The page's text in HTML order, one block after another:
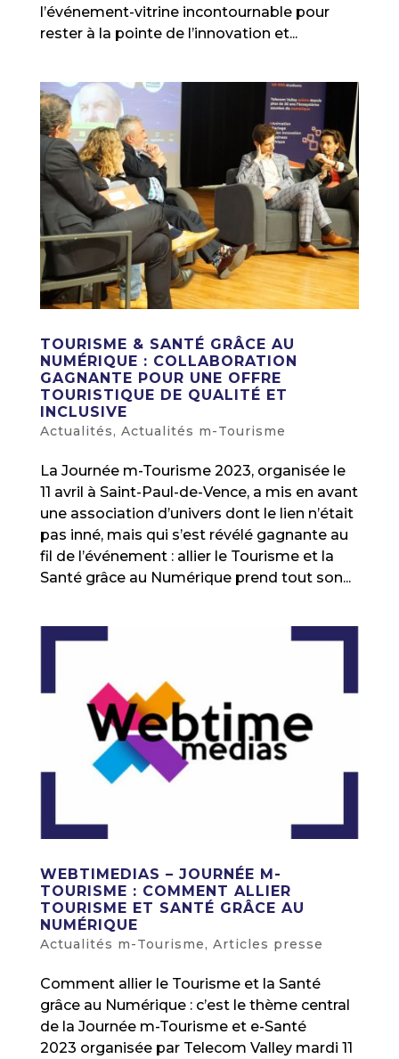
l’événement-vitrine incontournable pour
rester à la pointe de l’innovation et...
TOURISME & SANTÉ GRÂCE AU
NUMÉRIQUE : COLLABORATION
GAGNANTE POUR UNE OFFRE
TOURISTIQUE DE QUALITÉ ET
INCLUSIVE
Actualités, Actualités m-Tourisme
La Journée m-Tourisme 2023, organisée le
11 avril à Saint-Paul-de-Vence, a mis en avant
une association d’univers dont le lien n’était
pas inné, mais qui s’est révélé gagnante au
fil de l’événement : allier le Tourisme et la
Santé grâce au Numérique prend tout son...
WEBTIMEDIAS – JOURNÉE M-
TOURISME : COMMENT ALLIER
TOURISME ET SANTÉ GRÂCE AU
NUMÉRIQUE
Actualités m-Tourisme, Articles presse
Comment allier le Tourisme et la Santé
grâce au Numérique : c’est le thème central
de la Journée m-Tourisme et e-Santé
2023 organisée par Telecom Valley mardi 11